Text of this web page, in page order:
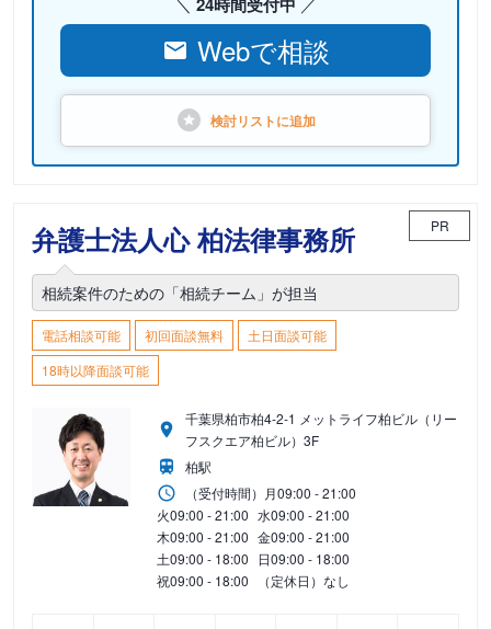
Webで相談
検討リストに追加
弁護士法人心 柏法律事務所 PR
相続案件のための「相続チーム」が担当
電話相談可能 初回面談無料
土日面談可能
18時以降面談可能
千葉県柏市柏4-2-1 メットライフ柏ビル（リー
フスクエア柏ビル）3F
柏駅
（受付時間） 月09:00 - 21:00
火09:00 - 21:00 水09:00 - 21:00
木09:00 - 21:00 金09:00 - 21:00
土09:00 - 18:00 日09:00 - 18:00
祝09:00 - 18:00 （定休日）なし